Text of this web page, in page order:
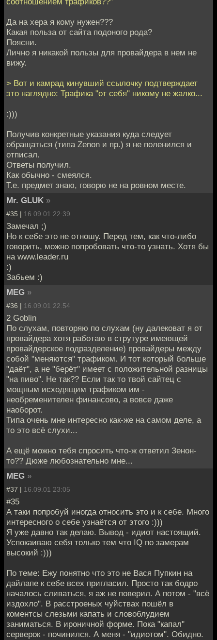
Да на хера я кому нужен???
Какая польза от сайта подоного рода?
Поясни.
Лично я никакой пользы для провайдера в нем не
вижу.
> Вот и камрад кинувший ссылочку подтверждает
это наглядно: Трафика "от себя" никому не жалко...
:)))
Получив конкретные указания куда следует
обращаться (типа Zenon и пр.) я не поленился и
отписал.
Ответы получил.
Как обычно - смеялся.
Т.е. предмет знаю, говорю не на ровном месте.
Mr. GLUK »
#35 | 16.09.01 22:39
Замечал ;)
Но к себе это не отношу. Перед тем, как что-либо
говорить, можно попробовать что-то узнать. Хотя бы
на www.leader.ru
:)
Забьем :)
MEG »
#36 | 16.09.01 22:54
2 Goblin
По слухам, повторяю по слухам (ну далековат я от
провайдера хотя работаю в струтуре имеющей
провайдерское подразделение) провайдеры между
собой "меняются" трафиком. И тот который больше
"даёт", а не "берёт" имеет с положительной разницы
"на пиво". Не так?? Если так то твой сайтец с
мощным исходящим трафиком им -
необременителен финансово, а вовсе даже
наоборот.
Типа очень мне интересно как-же на самом деле, а
то это всё слухи...
А ещё можно тебя спросить что-ж ответил Зенон-
то?? Дюже любознательно мне...
MEG »
#37 | 16.09.01 23:05
#35
А таки попробуй иногда относить это и к себе. Много
интересного о себе узнаётся от этого :)))
Я уже давно так делаю. Вывод - идиот настоящий.
Успокаиваю себя только тем что IQ по замерам
высокий :)))
По теме: Ежу понятно что это не Вася Пупкин на
дайлапе к себе всех пригласил. Просто так бодро
началось сливаться, я аж не поверил. А потом - "всё
издохло". В расстроеных чуйствах пошёл в
коментсы слезьми капать и словоблудием
заниматься. В ироничной форме. Пока "капал"
серверок - починился. А меня - "идиотом". Обидно.